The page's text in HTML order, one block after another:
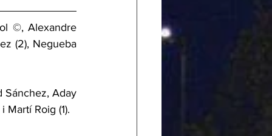
©, Alexandre
(2), Negueba
Sánchez, Aday
Roig (1).